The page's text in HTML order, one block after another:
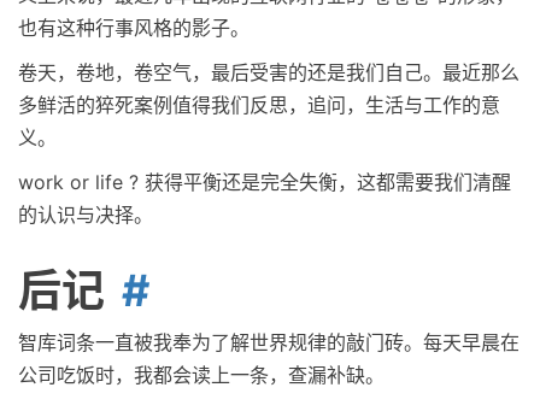
也有这种行事风格的影子。
卷天，卷地，卷空气，最后受害的还是我们自己。最近那么
多鲜活的猝死案例值得我们反思，追问，生活与工作的意
义。
work or life ? 获得平衡还是完全失衡，这都需要我们清醒
的认识与决择。
后记
智库词条一直被我奉为了解世界规律的敲门砖。每天早晨在
公司吃饭时，我都会读上一条，查漏补缺。